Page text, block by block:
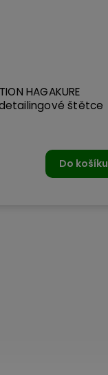
HAGAKURE
štětce
Do košíku